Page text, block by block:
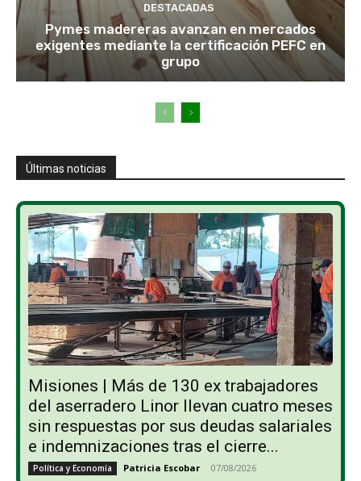
DESTACADAS
Pymes madereras avanzan en mercados
exigentes mediante la certificación PEFC en
grupo
Últimas noticias
Misiones | Más de 130 ex trabajadores
del aserradero Linor llevan cuatro meses
sin respuestas por sus deudas salariales
e indemnizaciones tras el cierre...
Política y Economía Patricia Escobar - 07/08/2026